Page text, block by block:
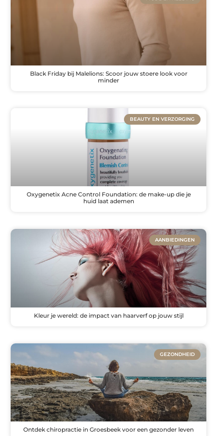
Black Friday bij Malelions: Scoor jouw stoere look voor
minder
BEAUTY EN VERZORGING
Oxygenetix Acne Control Foundation: de make-up die je
huid laat ademen
AANBIEDINGEN
Kleur je wereld: de impact van haarverf op jouw stijl
GEZONDHEID
Ontdek chiropractie in Groesbeek voor een gezonder leven